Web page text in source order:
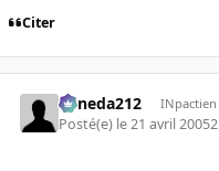
Citer
keneda212 INpactien
Posté(e) le 21 avril 2005